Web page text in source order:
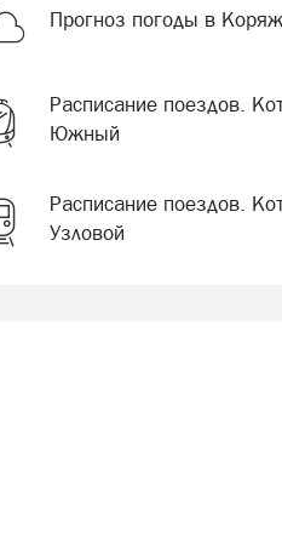
Прогноз погоды в
Расписание поездов.
Южный
Расписание поездов.
Узловой